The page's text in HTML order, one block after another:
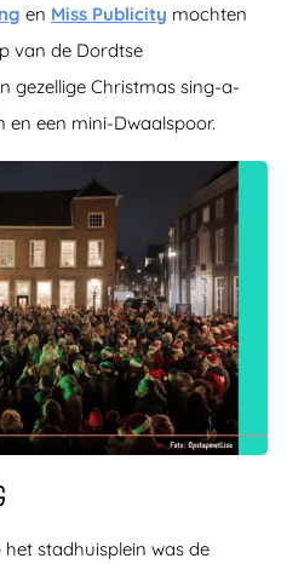
en Miss Publicity mochten
van de Dordtse
gezellige Christmas sing-a-
en een mini-Dwaalspoor.
stadhuisplein was de